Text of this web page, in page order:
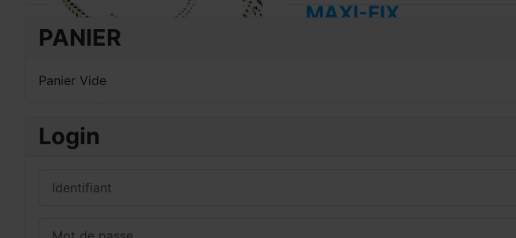
MAXI-FIX
PANIER
Panier Vide
Login